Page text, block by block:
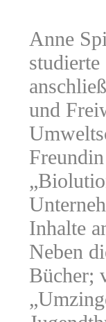
Anne
und
Inhalte
Neben
Bücher;